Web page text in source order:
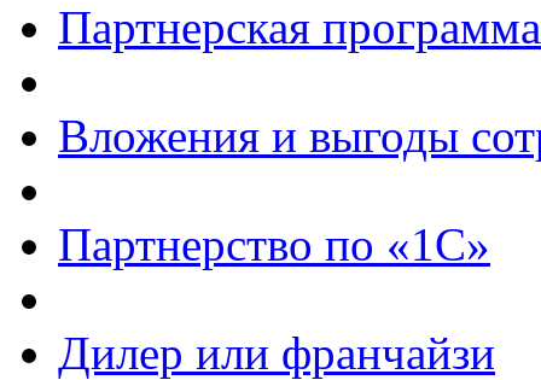
Партнерская программа
Вложения и выгоды
Партнерство по «1С»
Дилер или франчайзи